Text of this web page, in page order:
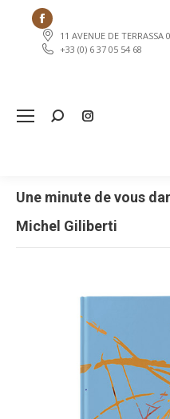
Facebook
page
opens
window
11 AVENUE DE TERRASSA
+33 (0) 6 37 05 54 68
Search:
Une minute de vous
Michel Giliberti